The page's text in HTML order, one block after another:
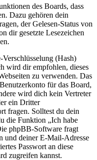
des Boards, dass
Dazu gehören dein
der Gelesen-Status von
dir gesetzte Lesezeichen
(Hash)
wird dir empfohlen, dieses
zu verwenden. Das
für das Board,
wird dich kein Vertreter
ein Dritter
fragen. Solltest du dein
die Funktion „Ich habe
phpBB-Software fragt
und deiner E-Mail-Adresse
Passwort an diese
zugreifen kannst.